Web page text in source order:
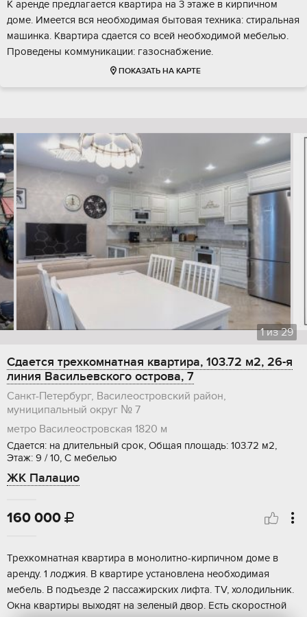
К аренде предлагается квартира на 3 этаже в кирпичном
доме. Имеется вся необходимая бытовая техника: стиральная
машинка. Квартира сдается со всей необходимой мебелью.
Проведены коммуникации: газоснабжение.
ПОКАЗАТЬ НА КАРТЕ
1из29
Сдается трехкомнатная квартира, 103.72 м2, 26-я
линия Васильевского острова, 7
Санкт-Петербург, Василеостровский район,
муниципальный округ № 7
метро Василеостровская 1820 м
Сдается: на длительный срок, Общая площадь: 103.72 м2,
Этаж: 9 / 10, С мебелью
ЖК Палацио
160 000 
Трехкомнатная квартира в монолитно-кирпичном доме в
аренду. 1 лоджия. В квартире установлена необходимая
мебель. В подъезде 2 пассажирских лифта. TV, холодильник.
Окна квартиры выходят на зеленый двор. Есть скоростной